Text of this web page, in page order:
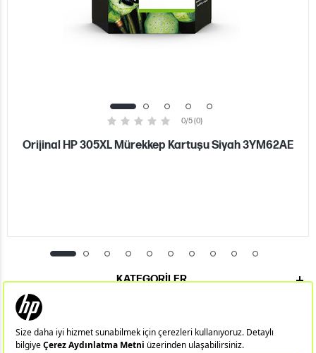
0/5 (0)
Orijinal HP 305XL Mürekkep Kartuşu Siyah 3YM62AE
KATEGORILER
HIZLI ERIŞIM